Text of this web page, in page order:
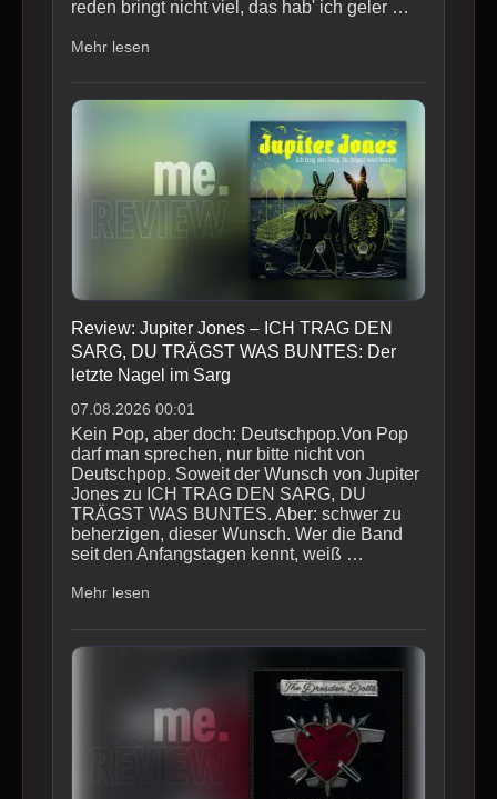
reden bringt nicht viel, das hab' ich geler …
Mehr lesen
Review: Jupiter Jones – ICH TRAG DEN
SARG, DU TRÄGST WAS BUNTES: Der
letzte Nagel im Sarg
07.08.2026 00:01
Kein Pop, aber doch: Deutschpop.Von Pop
darf man sprechen, nur bitte nicht von
Deutschpop. Soweit der Wunsch von Jupiter
Jones zu ICH TRAG DEN SARG, DU
TRÄGST WAS BUNTES. Aber: schwer zu
beherzigen, dieser Wunsch. Wer die Band
seit den Anfangstagen kennt, weiß …
Mehr lesen